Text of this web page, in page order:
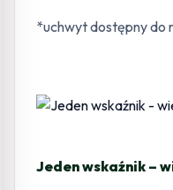
*uchwyt dostępny do
Jeden wskaźnik –